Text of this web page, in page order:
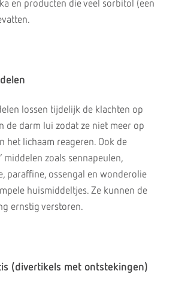
en producten die veel sorbitol (een
lossen tijdelijk de klachten op
de darm lui zodat ze niet meer op
het lichaam reageren. Ook de
middelen zoals sennapeulen,
paraffine, ossengal en wonderolie
huismiddeltjes. Ze kunnen de
ernstig verstoren.
(divertikels met ontstekingen)